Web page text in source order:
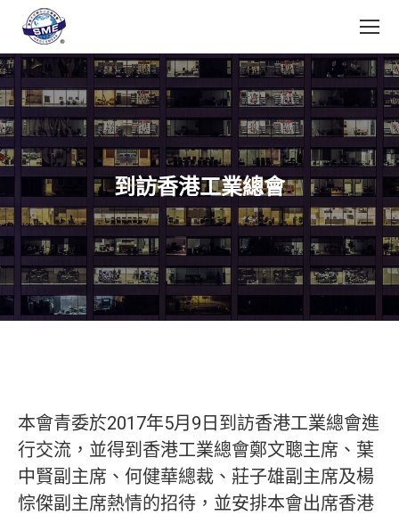
到訪香港工業總會
本會青委於2017年5月9日到訪香港工業總會進
行交流，並得到香港工業總會鄭文聰主席、葉
中賢副主席、何健華總裁、莊子雄副主席及楊
悰傑副主席熱情的招待，並安排本會出席香港